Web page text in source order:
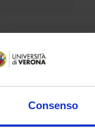
Consenso